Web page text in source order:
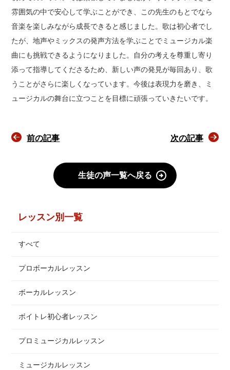
雰囲気の中で安心して学ぶことができ、この先生のもとでなら
音楽を楽しみながら成長できると感じました。歌は初心者でし
たが、地声やミックスの発声方法を学ぶことでミュージカル楽
曲にも挑戦できるようになりました。自分の考えを尊重し寄り
添って指導してくださるため、新しい声の発見が毎回あり、歌
うことがさらに楽しくなっています。今後は表現力を磨き、ミ
ュージカルの舞台に立つことを目標に頑張っていきたいです。
前の記事 次の記事
生徒の声一覧へ戻る
レッスン別一覧
すべて
プロボーカルレッスン
ボーカルレッスン
ボイトレ初心者レッスン
プロミュージカルレッスン
ミュージカルレッスン